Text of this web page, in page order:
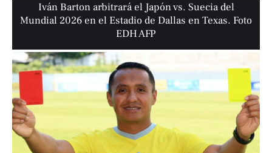
Iván Barton arbitrará el Japón vs. Suecia del
Mundial 2026 en el Estadio de Dallas en Texas. Foto
EDH AFP